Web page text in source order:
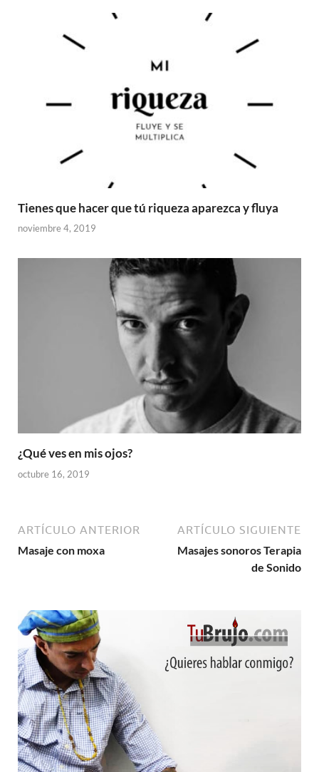
Tienes que hacer que tú riqueza aparezca y fluya
noviembre 4, 2019
¿Qué ves en mis ojos?
octubre 16, 2019
ARTÍCULO ANTERIOR
Masaje con moxa
ARTÍCULO SIGUIENTE
Masajes sonoros Terapia
de Sonido